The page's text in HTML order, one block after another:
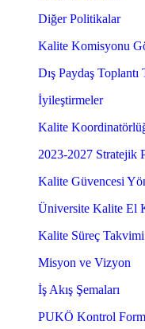
Diğer Politikalar
Kalite Komisyonu
Dış Paydaş Toplantı
İyileştirmeler
Kalite
2023-2027 Stratejik
Kalite Güvencesi
Üniversite Kalite El
Kalite Süreç Takvimi
Misyon ve Vizyon
İş Akış Şemaları
PUKÖ Kontrol